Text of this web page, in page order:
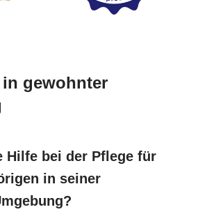
gewohnter
Hilfe bei der Pflege für
in seiner